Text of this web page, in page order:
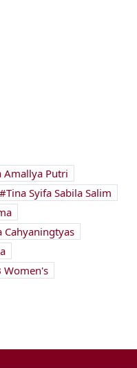
Amallya Putri
Tina Syifa Sabila Salim
Cahyaningtyas
Women's